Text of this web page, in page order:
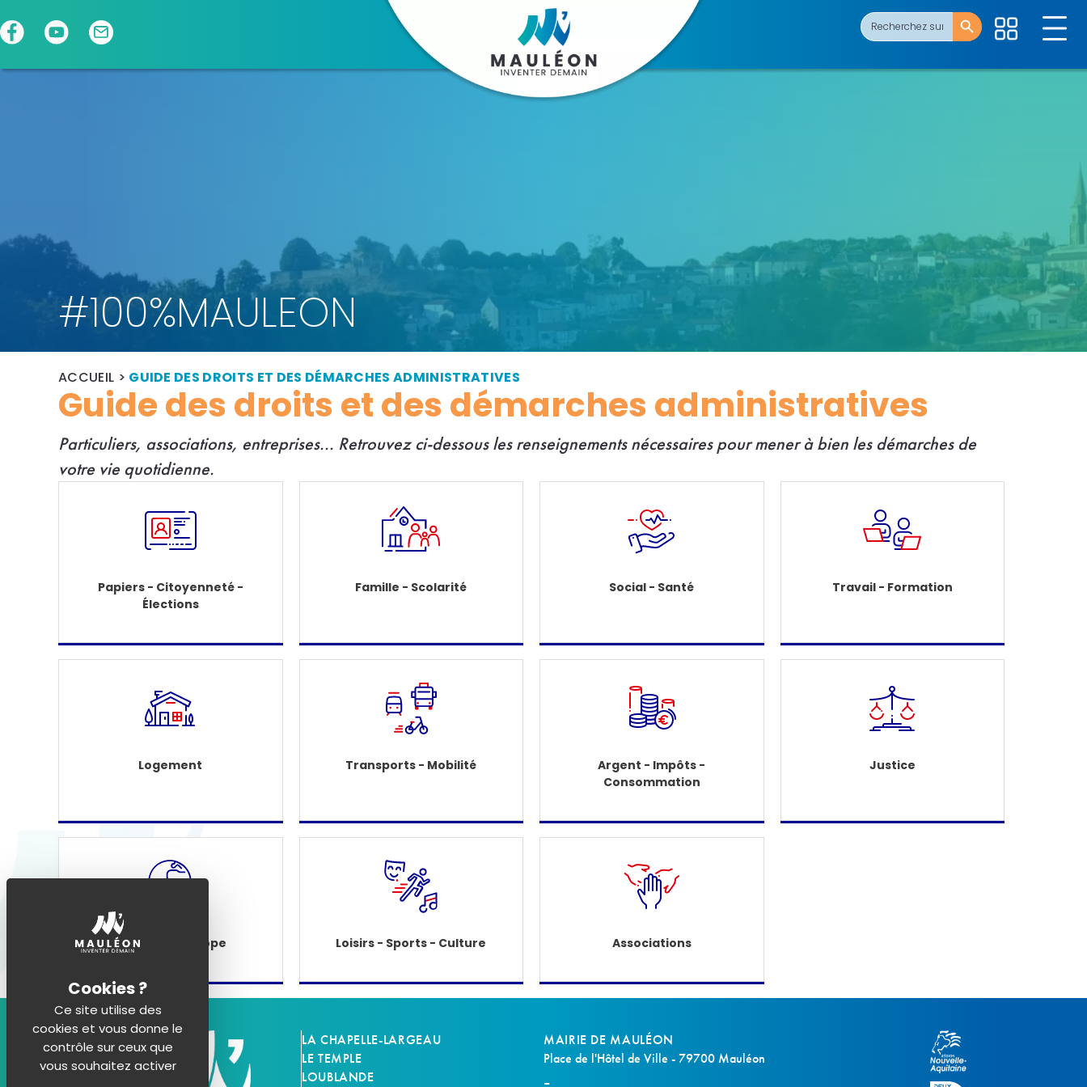
Search
for:
Search Button
#100%MAULEON
ACCUEIL > GUIDE DES DROITS ET DES DÉMARCHES ADMINISTRATIVES
Guide des droits et des démarches administratives
Particuliers, associations, entreprises... Retrouvez ci-dessous les renseignements nécessaires pour mener à bien les démarches de
votre vie quotidienne.
Papiers - Citoyenneté -
Élections
Famille - Scolarité Social - Santé Travail - Formation
Logement Transports - Mobilité
Argent - Impôts -
Consommation
Justice
Étranger - Europe Loisirs - Sports - Culture Associations
LA CHAPELLE-LARGEAU
LE TEMPLE
LOUBLANDE
MAIRIE DE MAULÉON
Place de l'Hôtel de Ville - 79700 Mauléon
Ce site utilise des
cookies et vous donne le
contrôle sur ceux que
vous souhaitez activer